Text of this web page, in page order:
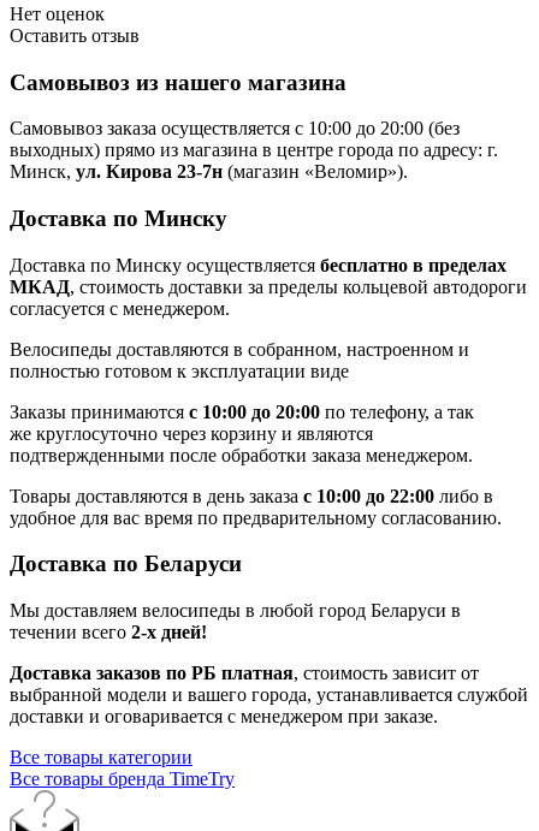
Нет оценок
Оставить отзыв
Самовывоз из нашего магазина
Самовывоз заказа осуществляется с 10:00 до 20:00 (без
выходных) прямо из магазина в центре города по адресу: г.
Минск, ул. Кирова 23-7н (магазин «Веломир»).
Доставка по Минску
Доставка по Минску осуществляется бесплатно в пределах
МКАД, стоимость доставки за пределы кольцевой автодороги
согласуется с менеджером.
Велосипеды доставляются в собранном, настроенном и
полностью готовом к эксплуатации виде
Заказы принимаются с 10:00 до 20:00 по телефону, а так
же круглосуточно через корзину и являются
подтвержденными после обработки заказа менеджером.
Товары доставляются в день заказа с 10:00 до 22:00 либо в
удобное для вас время по предварительному согласованию.
Доставка по Беларуси
Мы доставляем велосипеды в любой город Беларуси в
течении всего 2-х дней!
Доставка заказов по РБ платная, стоимость зависит от
выбранной модели и вашего города, устанавливается службой
доставки и оговаривается с менеджером при заказе.
Все товары категории
Все товары бренда TimeTry